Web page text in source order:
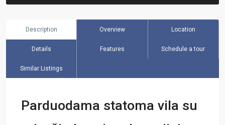
Description Overview Location
Details Features Schedule a tour
Similar Listings
Parduodama statoma vila su